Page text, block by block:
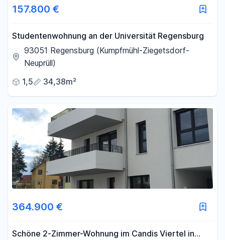
157.800 €
Studentenwohnung an der Universität Regensburg
93051 Regensburg (Kumpfmühl-Ziegetsdorf-
Neuprüll)
1,5
34,38m²
364.900 €
Schöne 2-Zimmer-Wohnung im Candis Viertel in